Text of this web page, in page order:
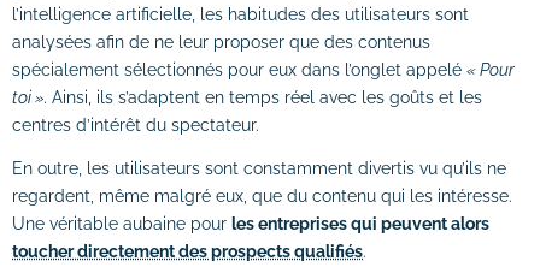
# Formation newsletter & emailing
# Formation gestion de sites internet
# Formations logiciels bureautique
# Formation Photoshop
# Formation Intelligence Artificielle
l’intelligence artificielle, les habitudes des utilisateurs sont
analysées afin de ne leur proposer que des contenus
spécialement sélectionnés pour eux dans l’onglet appelé « Pour
toi ». Ainsi, ils s’adaptent en temps réel avec les goûts et les
centres d’intérêt du spectateur.
En outre, les utilisateurs sont constamment divertis vu qu’ils ne
regardent, même malgré eux, que du contenu qui les intéresse.
Une véritable aubaine pour les entreprises qui peuvent alors
toucher directement des prospects qualifiés.